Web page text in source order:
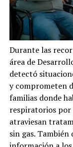
Durante las
área de
detectó
y comprometen
familias donde
respiratorios por
atraviesan
sin gas.